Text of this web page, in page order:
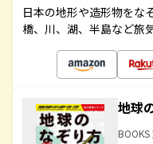
日本の地形や造形物をな
橋、川、湖、半島など旅
地球